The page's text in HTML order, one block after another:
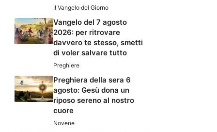
Il Vangelo del Giorno
Vangelo del 7 agosto
2026: per ritrovare
davvero te stesso, smetti
di voler salvare tutto
Preghiere
Preghiera della sera 6
agosto: Gesù dona un
riposo sereno al nostro
cuore
Novene